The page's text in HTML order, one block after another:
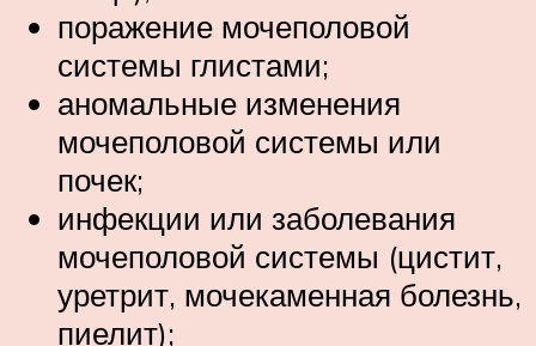
поражение мочеполовой
системы глистами;
аномальные изменения
мочеполовой системы или
почек;
инфекции или заболевания
мочеполовой системы (цистит,
уретрит, мочекаменная болезнь,
пиелит);